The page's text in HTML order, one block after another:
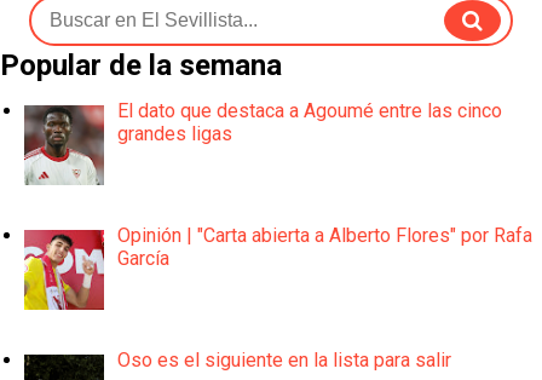
Popular de la semana
El dato que destaca a Agoumé entre las cinco
grandes ligas
Opinión | "Carta abierta a Alberto Flores" por Rafa
García
Oso es el siguiente en la lista para salir